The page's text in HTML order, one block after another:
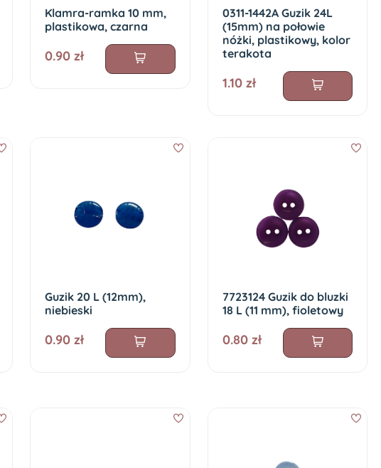
Klamra-ramka 10 mm,
plastikowa, czarna
0.90 zł
0311-1442A Guzik 24L
(15mm) na połowie
nóżki, plastikowy, kolor
terakota
1.10 zł
Guzik 20 L (12mm),
niebieski
0.90 zł
7723124 Guzik do bluzki
18 L (11 mm), fioletowy
0.80 zł